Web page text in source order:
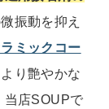
振動を抑え
ミックコー
り艶やかな
当店SOUPで